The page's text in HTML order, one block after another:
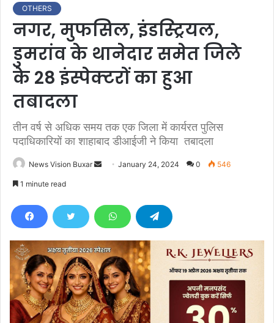
OTHERS
नगर, मुफसिल, इंडस्ट्रियल,
डुमरांव के थानेदार समेत जिले
के 28 इंस्पेक्टरों का हुआ
तबादला
तीन वर्ष से अधिक समय तक एक जिला में कार्यरत पुलिस
पदाधिकारियों का शाहाबाद डीआईजी ने किया तबादला
News Vision Buxar
d
e
m
a
i
l
January 24, 2024 0 546
1 minute read